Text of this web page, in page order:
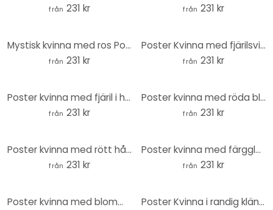
från 231 kr från 231 kr
Mystisk kvinna med ros Poster - Hülya - Rund
från 231 kr
Poster Kvinna med fjärilsvingar - Hülya - Rund
från 231 kr
Poster kvinna med fjäril i håret - Hülya - Rund
från 231 kr
Poster kvinna med röda blommor och mönstrad klänning - Hülya - Rund
från 231 kr
Poster kvinna med rött hår och blommor - Hülya - Rund
från 231 kr
Poster kvinna med färgglad blomkrona - Hülya - Rund
från 231 kr
Poster kvinna med blommor i håret - Hülya - Rund Poster Kvinna i randig klänning med orangea blommor - Hülya - Rund